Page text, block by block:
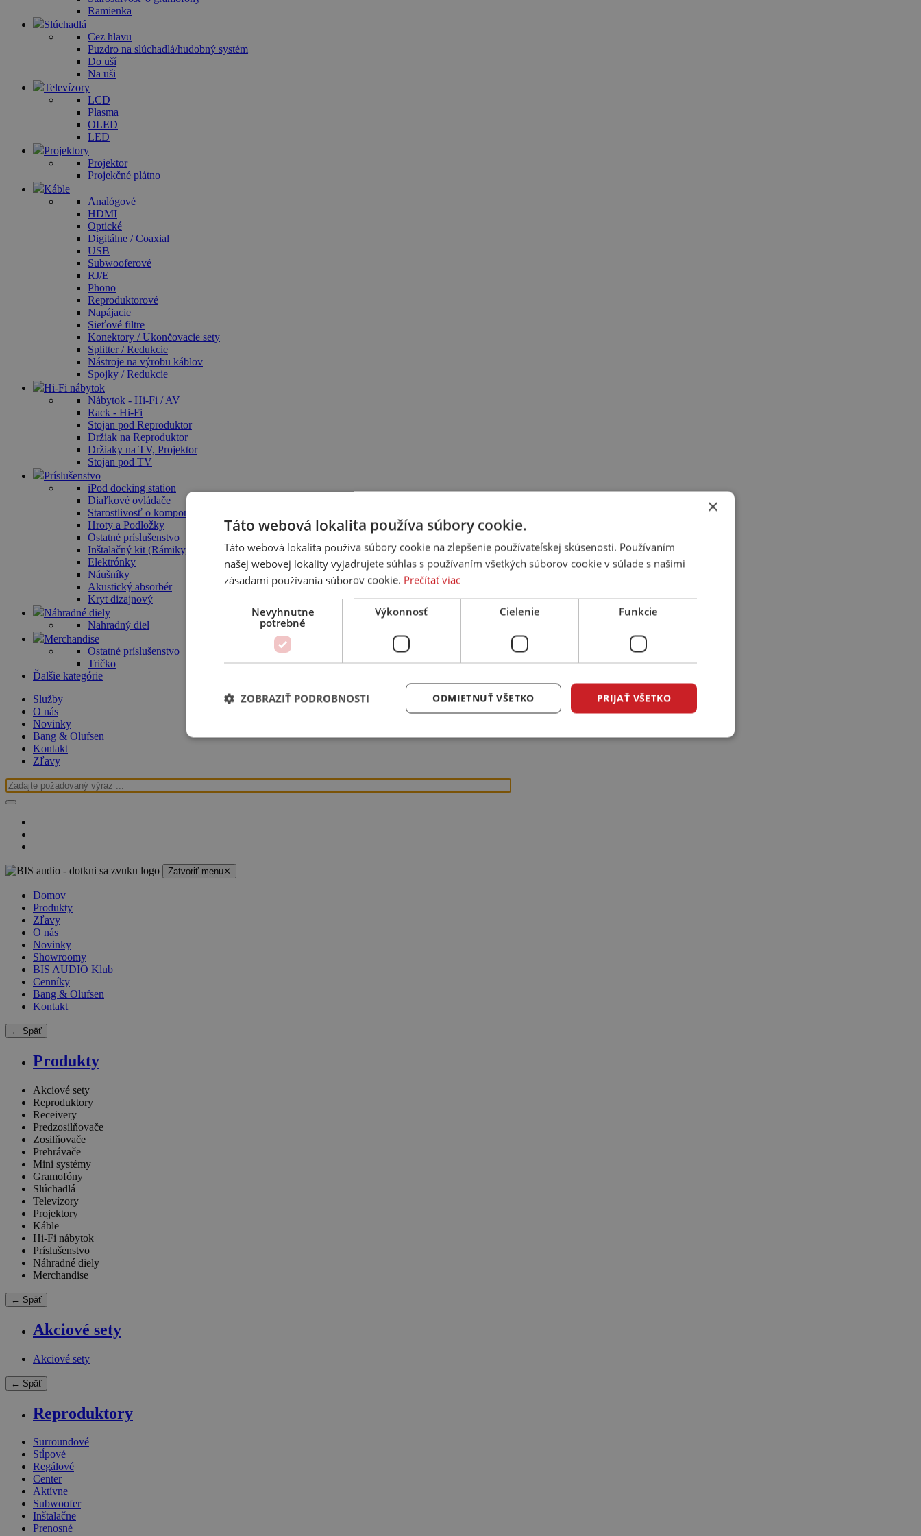
Ramienka
Slúchadlá
Cez hlavu
Puzdro na slúchadlá/hudobný systém
Do uší
Na uši
Televízory
LCD
Plasma
OLED
LED
Projektory
Projektor
Projekčné plátno
Káble
Analógové
HDMI
Optické
Digitálne / Coaxial
USB
Subwooferové
RJ/E
Phono
Reproduktorové
Napájacie
Sieťové filtre
Konektory / Ukončovacie sety
Splitter / Redukcie
Nástroje na výrobu káblov
Spojky / Redukcie
Hi-Fi nábytok
Nábytok - Hi-Fi / AV
Rack - Hi-Fi
Stojan pod Reproduktor
Držiak na Reproduktor
Držiaky na TV, Projektor
Stojan pod TV
Príslušenstvo
iPod docking station
Diaľkové ovládače
Starostlivosť o komponenty / Čistiace prostriedky
Hroty a Podložky
Ostatné príslušenstvo
Inštalačný kit (Rámiky, Krabica)
Elektrónky
Náušníky
Akustický absorbér
Kryt dizajnový
Náhradné diely
Nahradný diel
Merchandise
Ostatné príslušenstvo
Tričko
Ďalšie kategórie
Služby
O nás
Novinky
Bang & Olufsen
Kontakt
Zľavy
Zatvoriť menu✕
Domov
Produkty
Zľavy
O nás
Novinky
Showroomy
BIS AUDIO Klub
Cenníky
Bang & Olufsen
Kontakt
← Späť
Produkty
Akciové sety
Reproduktory
Receivery
Predzosilňovače
Zosilňovače
Prehrávače
Mini systémy
Gramofóny
Slúchadlá
Televízory
Projektory
Káble
Hi-Fi nábytok
Príslušenstvo
Náhradné diely
Merchandise
← Späť
Akciové sety
Akciové sety
← Späť
Reproduktory
Surroundové
Stĺpové
Regálové
Center
Aktívne
Subwoofer
Inštalačne
Prenosné
×
Táto webová lokalita používa súbory cookie.
Táto webová lokalita používa súbory cookie na zlepšenie používateľskej skúsenosti. Používaním
našej webovej lokality vyjadrujete súhlas s používaním všetkých súborov cookie v súlade s našimi
zásadami používania súborov cookie. Prečítať viac
Nevyhnutne
potrebné
Výkonnosť Cielenie Funkcie
PRIJAŤ VŠETKO
ODMIETNUŤ VŠETKO
ZOBRAZIŤ PODROBNOSTI